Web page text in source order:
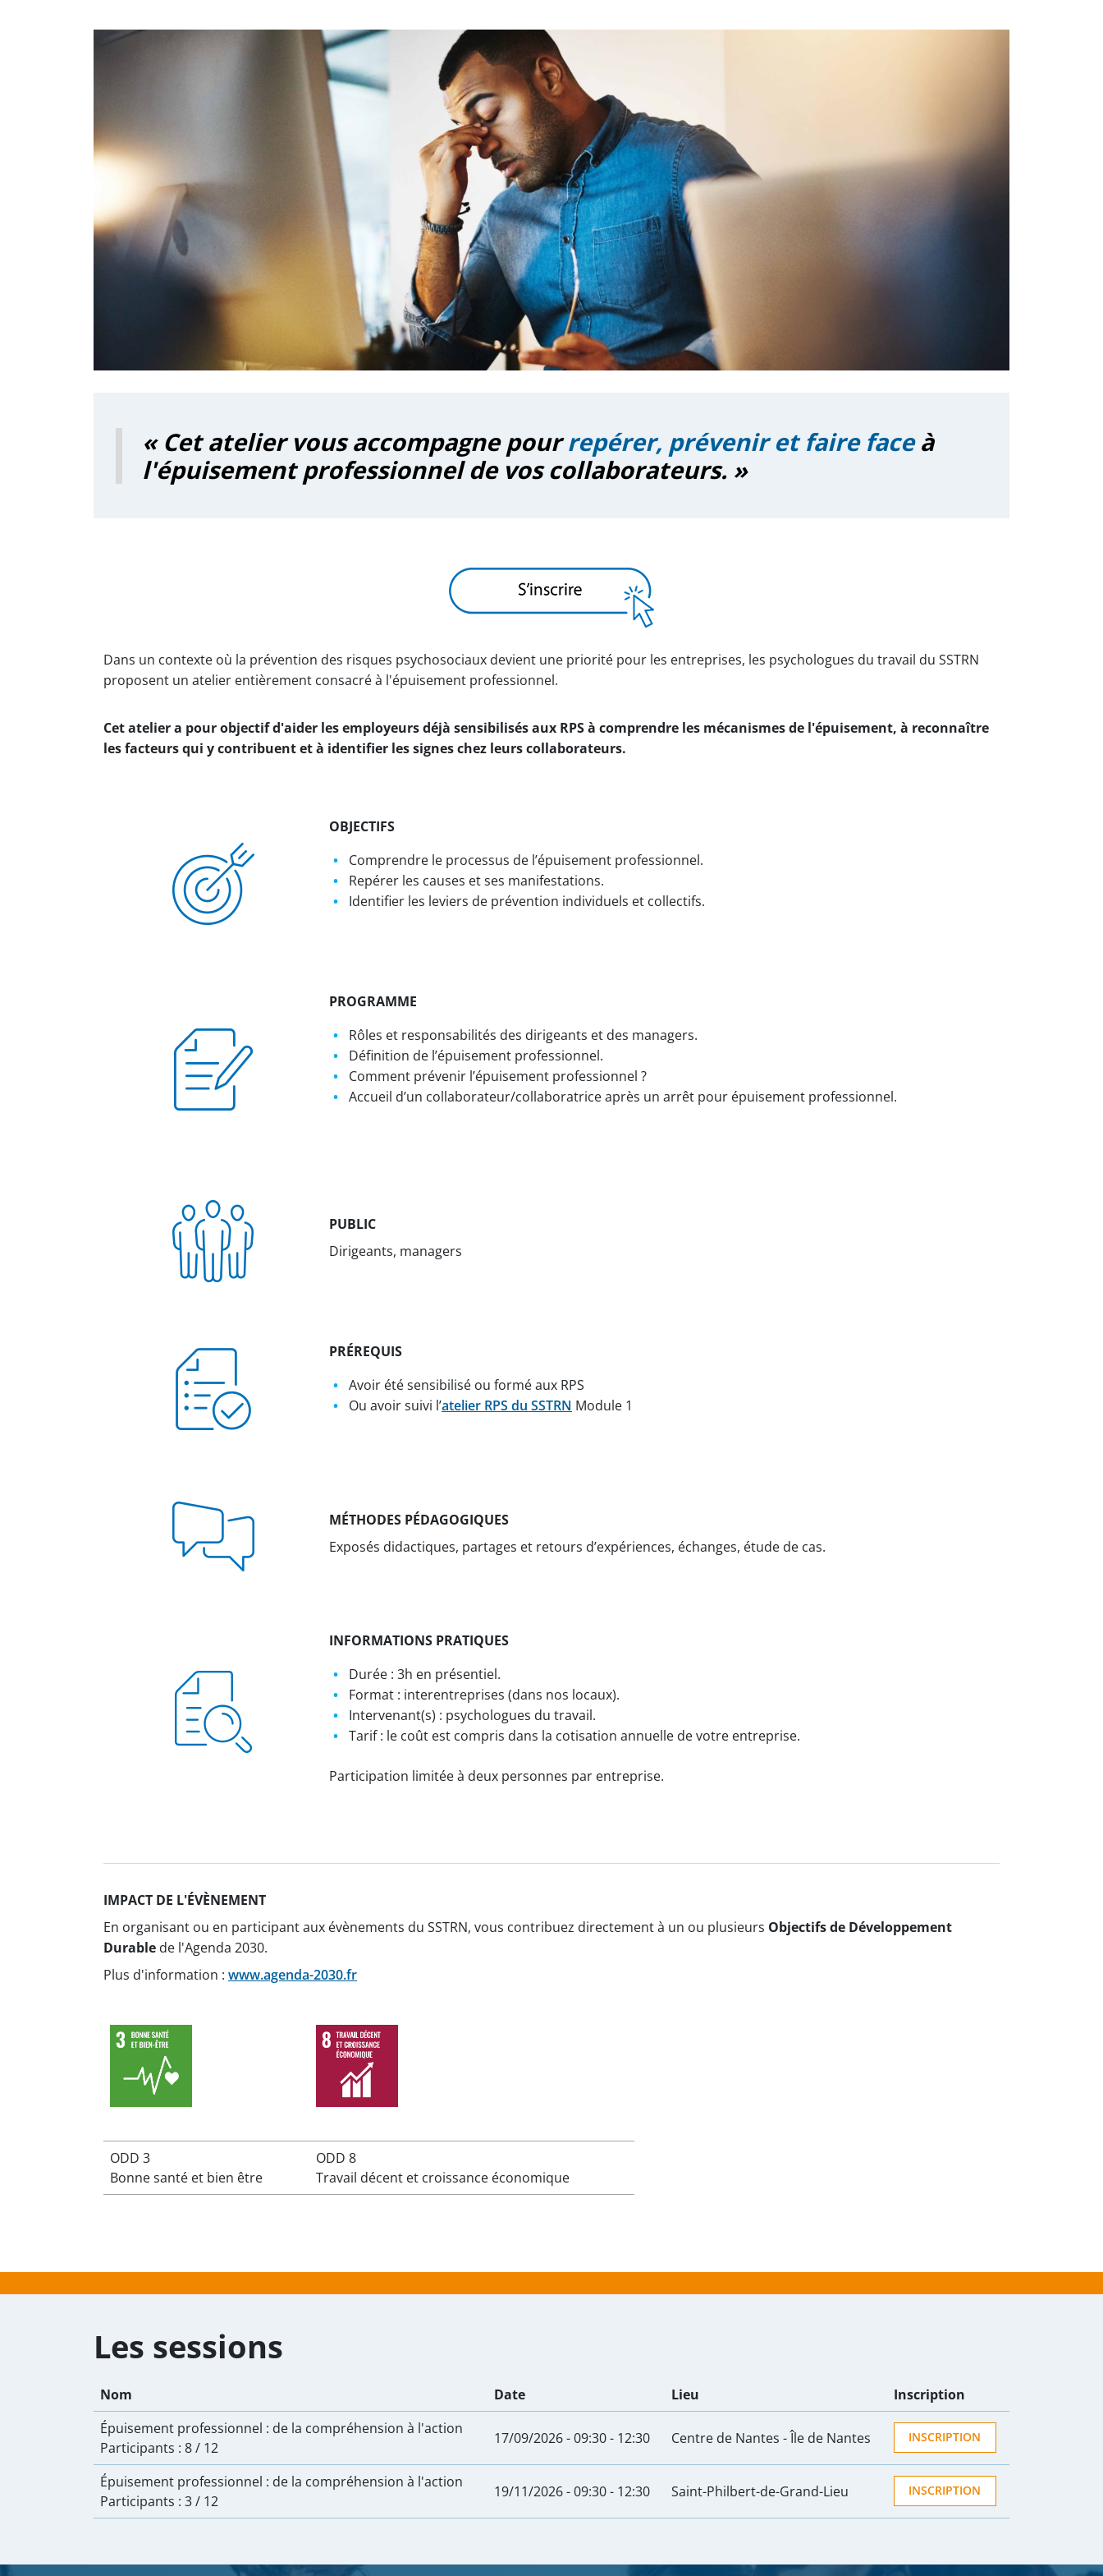
« Cet atelier vous accompagne pourrepérer, prévenir et faire faceà
l'épuisement professionnel de vos collaborateurs. »
Dans un contexte où la prévention des risques psychosociaux devient une priorité pour les entreprises, les psychologues du travail du SSTRN
proposent un atelier entièrement consacré à l'épuisement professionnel.
Cet atelier a pour objectif d'aider les employeurs déjà sensibilisés aux RPS à comprendre les mécanismes de l'épuisement, à reconnaître
les facteurs qui y contribuent et à identifier les signes chez leurs collaborateurs.
OBJECTIFS
Comprendre le processus de l’épuisement professionnel.
Repérer les causes et ses manifestations.
Identifier les leviers de prévention individuels et collectifs.
PROGRAMME
Rôles et responsabilités des dirigeants et des managers.
Définition de l’épuisement professionnel.
Comment prévenir l’épuisement professionnel ?
Accueil d’un collaborateur/collaboratrice après un arrêt pour épuisement professionnel.
PUBLIC
Dirigeants, managers
PRÉREQUIS
Avoir été sensibilisé ou formé aux RPS
Ou avoir suivi l’atelier RPS du SSTRN Module 1
MÉTHODES PÉDAGOGIQUES
Exposés didactiques, partages et retours d’expériences, échanges, étude de cas.
INFORMATIONS PRATIQUES
Durée : 3h en présentiel.
Format : interentreprises (dans nos locaux).
Intervenant(s) : psychologues du travail.
Tarif : le coût est compris dans la cotisation annuelle de votre entreprise.
Participation limitée à deux personnes par entreprise.
IMPACT DE L'ÉVÈNEMENT
En organisant ou en participant aux évènements du SSTRN, vous contribuez directement à un ou plusieurs Objectifs de Développement
Durable de l'Agenda 2030.
Plus d'information : www.agenda-2030.fr
ODD 3
Bonne santé et bien être
ODD 8
Travail décent et croissance économique
Les sessions
Nom Date Lieu
Inscription
Épuisement professionnel : de la compréhension à l'action
Participants : 8 / 12
17/09/2026 - 09:30- 12:30 Centre de Nantes - Île de Nantes INSCRIPTION
Épuisement professionnel : de la compréhension à l'action
Participants : 3 / 12
19/11/2026 - 09:30- 12:30 Saint-Philbert-de-Grand-Lieu INSCRIPTION